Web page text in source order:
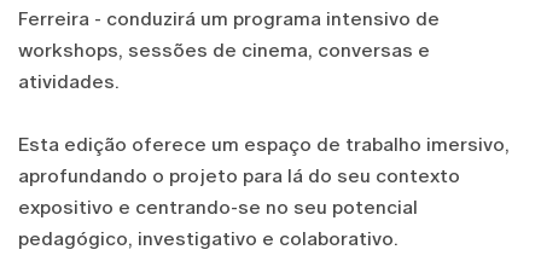
Ferreira - conduzirá um programa intensivo de
workshops, sessões de cinema, conversas e
atividades.
Esta edição oferece um espaço de trabalho imersivo,
aprofundando o projeto para lá do seu contexto
expositivo e centrando-se no seu potencial
pedagógico, investigativo e colaborativo.